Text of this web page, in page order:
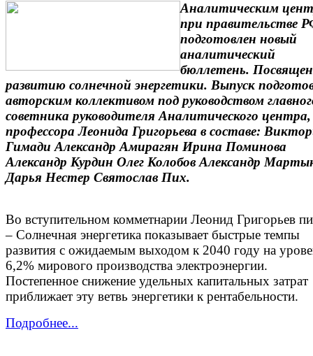
Аналитическим
при правительстве
подготовлен новый
аналитический
бюллетень.
развитию солнечной энергетики. Выпуск
авторским коллективом под руководством
советника руководителя Аналитического центра,
профессора Леонида Григорьева в составе:
Гимади Александр Амирагян Ирина Поминова
Александр Курдин Олег Колобов Александр
Дарья Нестер Святослав Пих.
Во вступительном комметнарии Леонид Григорьев
– Солнечная энергетика показывает быстрые темпы
развития с ожидаемым выходом к 2040 году на
6,2% мирового производства электроэнергии.
Постепенное снижение удельных капитальных затрат
приближает эту ветвь энергетики к рентабельности.
Подробнее...